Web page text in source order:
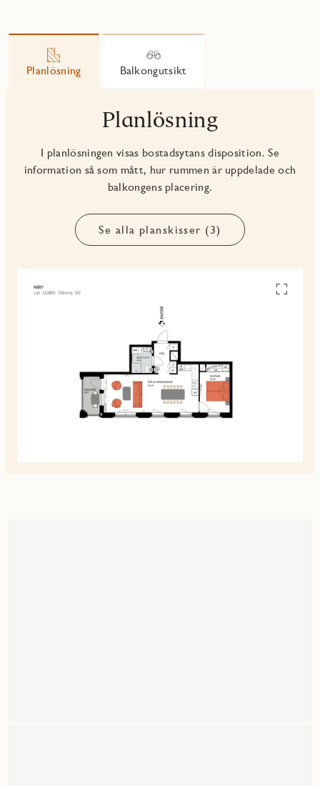
Planlösning Balkongutsikt
Planlösning
I planlösningen visas bostadsytans disposition. Se
information så som mått, hur rummen är uppdelade och
balkongens placering.
Se alla planskisser (3)
Se